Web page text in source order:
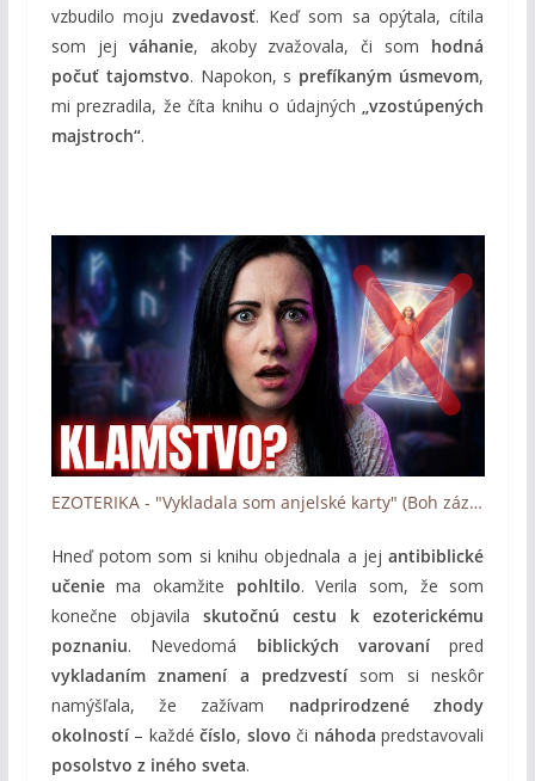
vzbudilo mojuzvedavosť. Keď som sa opýtala, cítila
som jej váhanie, akoby zvažovala, či som hodná
počuť tajomstvo. Napokon, s prefíkaným úsmevom,
mi prezradila, že číta knihu o údajných„vzostúpených
majstroch“.
EZOTERIKA - "Vykladala som anjelské karty" (Boh zázrakov - Človek a dotyk Lásky)
Hneď potom som si knihu objednala a jejantibiblické
učeniema okamžite pohltilo. Verila som, že som
konečne objavila skutočnú cestu k ezoterickému
poznaniu. Nevedomá biblických varovanípred
vykladaním znamení a predzvestí som si neskôr
namýšľala, že zažívam nadprirodzené zhody
okolností– každéčíslo, slovo či náhoda predstavovali
posolstvo z iného sveta.